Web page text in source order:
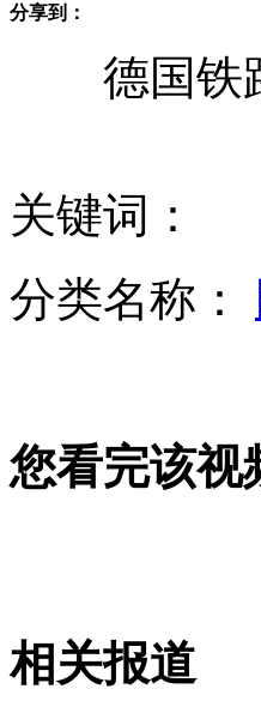
7岁女孩掰开隐形防盗网
实拍美夫妻"路怒症"暴
七女结伴药店内相互掩
山西运城恶犬咬伤多人
无痛分娩是否安全 医生
分享到：
德国铁路
关键词：
分类名称：
您看完该视
相关报道